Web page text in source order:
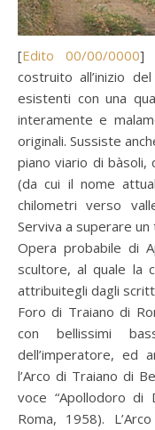
[ Edito 00/00/0000]
costruito all’inizio
esistenti con una
interamente e
originali. Sussiste
piano viario di bàsoli,
(da cui il nome
chilometri verso
Serviva a superare
Opera probabile di
scultore, al quale la
attribuitegli dagli
Foro di Traiano di
con bellissimi
dell’imperatore, ed
l’Arco di Traiano di
voce “Apollodoro di
Roma, 1958).